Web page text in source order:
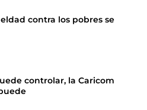
contra los pobres se
controlar, la Caricom